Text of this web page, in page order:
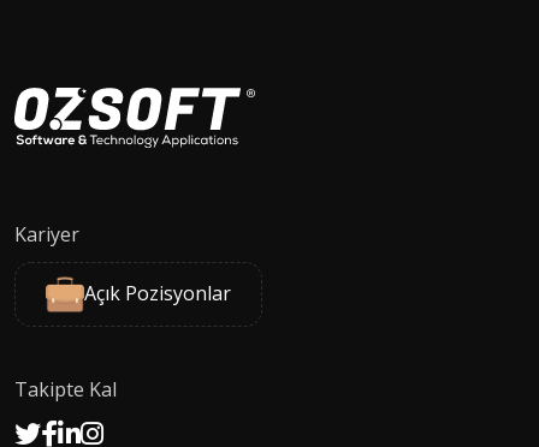
Kariyer
Açık Pozisyonlar
Takipte Kal